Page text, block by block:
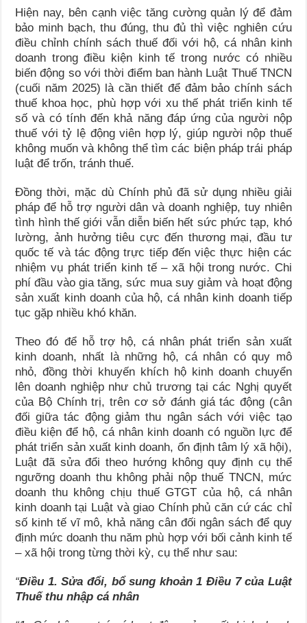
Hiện nay, bên cạnh việc tăng cường quản lý để đảm
bảo minh bạch, thu đúng, thu đủ thì việc nghiên cứu
điều chỉnh chính sách thuế đối với hộ, cá nhân kinh
doanh trong điều kiện kinh tế trong nước có nhiều
biến động so với thời điểm ban hành Luật Thuế TNCN
(cuối năm 2025) là cần thiết để đảm bảo chính sách
thuế khoa học, phù hợp với xu thế phát triển kinh tế
số và có tính đến khả năng đáp ứng của người nộp
thuế với tỷ lệ động viên hợp lý, giúp người nộp thuế
không muốn và không thể tìm các biện pháp trái pháp
luật để trốn, tránh thuế.
Đồng thời, mặc dù Chính phủ đã sử dụng nhiều giải
pháp để hỗ trợ người dân và doanh nghiệp, tuy nhiên
tình hình thế giới vẫn diễn biến hết sức phức tạp, khó
lường, ảnh hưởng tiêu cực đến thương mại, đầu tư
quốc tế và tác động trực tiếp đến việc thực hiện các
nhiệm vụ phát triển kinh tế – xã hội trong nước. Chi
phí đầu vào gia tăng, sức mua suy giảm và hoạt động
sản xuất kinh doanh của hộ, cá nhân kinh doanh tiếp
tục gặp nhiều khó khăn.
Theo đó để hỗ trợ hộ, cá nhân phát triển sản xuất
kinh doanh, nhất là những hộ, cá nhân có quy mô
nhỏ, đồng thời khuyến khích hộ kinh doanh chuyển
lên doanh nghiệp như chủ trương tại các Nghị quyết
của Bộ Chính trị, trên cơ sở đánh giá tác động (cân
đối giữa tác động giảm thu ngân sách với việc tạo
điều kiện để hộ, cá nhân kinh doanh có nguồn lực để
phát triển sản xuất kinh doanh, ổn định tâm lý xã hội),
Luật đã sửa đổi theo hướng không quy định cụ thể
ngưỡng doanh thu không phải nộp thuế TNCN, mức
doanh thu không chịu thuế GTGT của hộ, cá nhân
kinh doanh tại Luật và giao Chính phủ căn cứ các chỉ
số kinh tế vĩ mô, khả năng cân đối ngân sách để quy
định mức doanh thu năm phù hợp với bối cảnh kinh tế
– xã hội trong từng thời kỳ, cụ thể như sau:
“Điều 1. Sửa đổi, bổ sung khoản 1 Điều 7của Luật
Thuế thu nhập cá nhân